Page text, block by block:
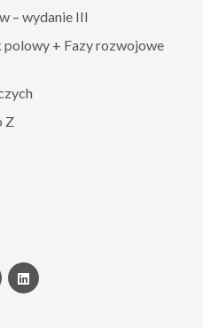
– wydanie III
+ Fazy rozwojowe
Z